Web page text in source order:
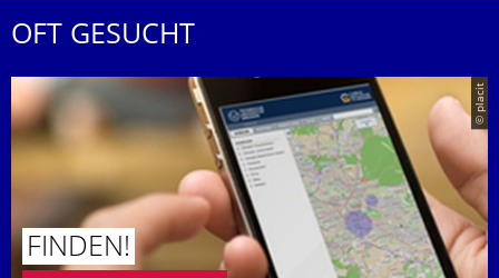
OFT GESUCHT
© placit
FINDEN!